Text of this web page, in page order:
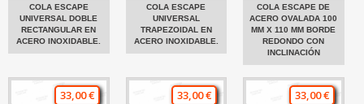
COLA ESCAPE
UNIVERSAL DOBLE
RECTANGULAR EN
ACERO INOXIDABLE.
COLA ESCAPE
UNIVERSAL
TRAPEZOIDAL EN
ACERO INOXIDABLE.
COLA ESCAPE DE
ACERO OVALADA 100
MM X 110 MM BORDE
REDONDO CON
INCLINACIÓN
33,00 € 33,00 € 33,00 €